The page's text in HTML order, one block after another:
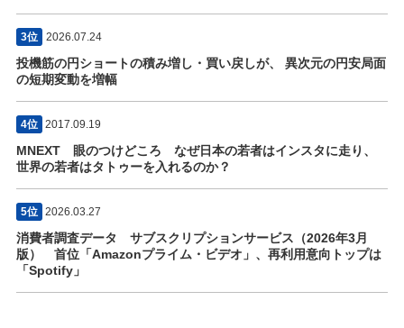
3位 2026.07.24
投機筋の円ショートの積み増し・買い戻しが、 異次元の円安局面
の短期変動を増幅
4位 2017.09.19
MNEXT 眼のつけどころ なぜ日本の若者はインスタに走り、
世界の若者はタトゥーを入れるのか？
5位 2026.03.27
消費者調査データ サブスクリプションサービス（2026年3月
版） 首位「Amazonプライム・ビデオ」、再利用意向トップは
「Spotify」